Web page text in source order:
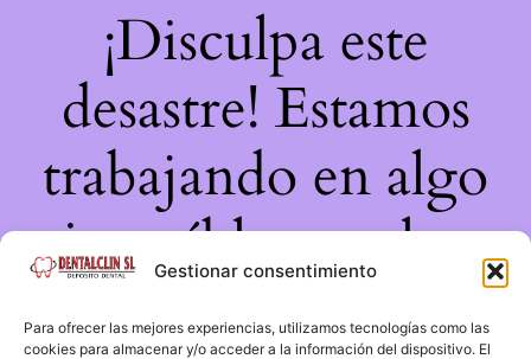
Gestionar consentimiento
Para ofrecer las mejores experiencias, utilizamos tecnologías como las
cookies para almacenar y/o acceder a la información del dispositivo. El
¡Disculpa este
desastre! Estamos
trabajando en algo
increíble, ¡vuelve
pronto!